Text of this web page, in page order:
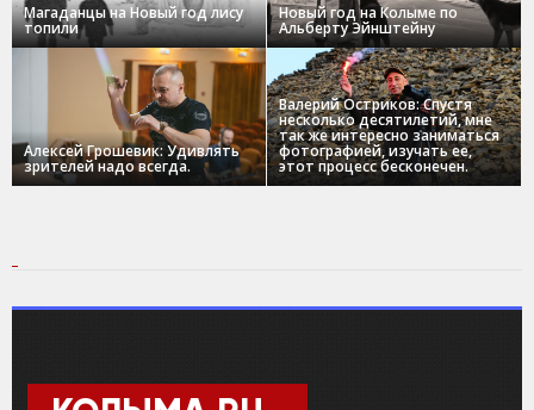
Магаданцы на Новый год лису
топили
Новый год на Колыме по
Альберту Эйнштейну
Алексей Грошевик: Удивлять
зрителей надо всегда.
Валерий Остриков: Спустя
несколько десятилетий, мне
так же интересно заниматься
фотографией, изучать ее,
этот процесс бесконечен.